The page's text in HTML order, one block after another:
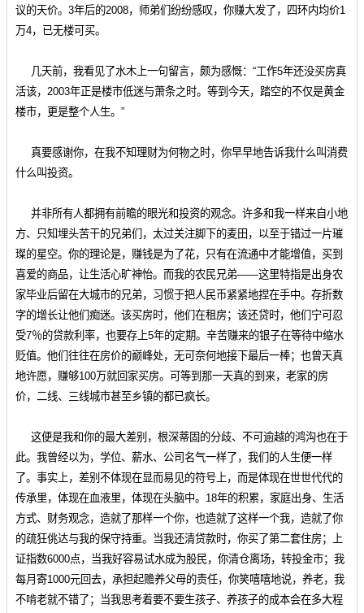
议的天价。3年后的2008，师弟们纷纷感叹，你赚大发了，四环内均价1
万4，已无楼可买。
几天前，我看见了水木上一句留言，颇为感慨：“工作5年还没买房真
活该，2003年正是楼市低迷与萧条之时。等到今天，踏空的不仅是黄金
楼市，更是整个人生。”
真要感谢你，在我不知理财为何物之时，你早早地告诉我什么叫消费
什么叫投资。
并非所有人都拥有前瞻的眼光和投资的观念。许多和我一样来自小地
方、只知埋头苦干的兄弟们，太过关注脚下的麦田，以至于错过一片璀
璨的星空。你的理论是，赚钱是为了花，只有在流通中才能增值，买到
喜爱的商品，让生活心旷神怡。而我的农民兄弟——这里特指是出身农
家毕业后留在大城市的兄弟，习惯于把人民币紧紧地捏在手中。存折数
字的增长让他们痴迷。该买房时，他们在租房；该还贷时，他们宁可忍
受7％的贷款利率，也要存上5年的定期。辛苦赚来的银子在等待中缩水
贬值。他们往往在房价的巅峰处，无可奈何地接下最后一棒；也曾天真
地许愿，赚够100万就回家买房。可等到那一天真的到来，老家的房
价，二线、三线城市甚至乡镇的都已疯长。
这便是我和你的最大差别，根深蒂固的分歧、不可逾越的鸿沟也在于
此。我曾经以为，学位、薪水、公司名气一样了，我们的人生便一样
了。事实上，差别不体现在显而易见的符号上，而是体现在世世代代的
传承里，体现在血液里，体现在头脑中。18年的积累，家庭出身、生活
方式、财务观念，造就了那样一个你，也造就了这样一个我，造就了你
的疏狂佻达与我的保守持重。当我还清贷款时，你买了第二套住房；上
证指数6000点，当我好容易试水成为股民，你清仓离场，转投金市；我
每月寄1000元回去，承担起赡养父母的责任，你笑嘻嘻地说，养老，我
不啃老就不错了；当我思考着要不要生孩子、养孩子的成本会在多大程